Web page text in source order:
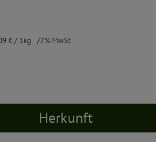
€/ 1kg 7% MwSt
Herkunft